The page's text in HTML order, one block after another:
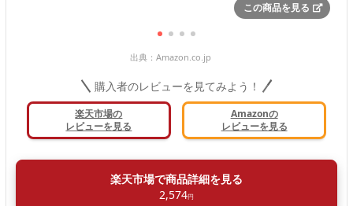
この商品を見る
出典： Amazon.co.jp
購入者のレビューを見てみよう！
楽天市場の
レビューを見る
Amazonの
レビューを見る
楽天市場で商品詳細を見る
2,574円